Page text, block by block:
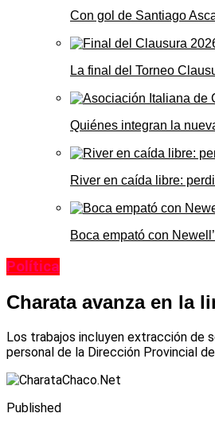
Con gol de Santiago
La final del Torneo
Quiénes integran la
River en caída libre:
Boca empató con
Política
Charata avanza en la
Los trabajos incluyen extracción de
personal de la Dirección Provincial
Published